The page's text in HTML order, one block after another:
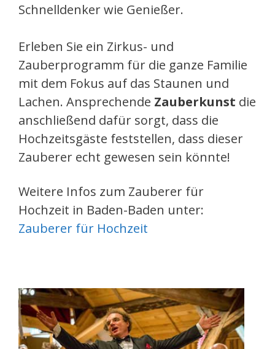
Schnelldenker wie Genießer.
Erleben Sie ein Zirkus- und
Zauberprogramm für die ganze Familie
mit dem Fokus auf das Staunen und
Lachen. Ansprechende Zauberkunst die
anschließend dafür sorgt, dass die
Hochzeitsgäste feststellen, dass dieser
Zauberer echt gewesen sein könnte!
Weitere Infos zum Zauberer für
Hochzeit in Baden-Baden unter:
Zauberer für Hochzeit